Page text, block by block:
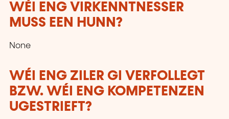
WÉI ENG VIRKENNTNESSER
MUSS EEN HUNN?
None
WÉI ENG ZILER GI VERFOLLEGT
BZW. WÉI ENG KOMPETENZEN
UGESTRIEFT?